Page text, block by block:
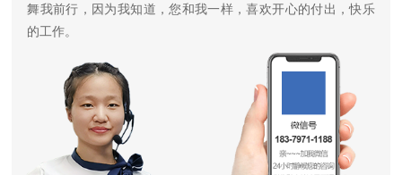
舞我前行，因为我知道，您和我一样，喜欢开心的付出，快乐
的工作。